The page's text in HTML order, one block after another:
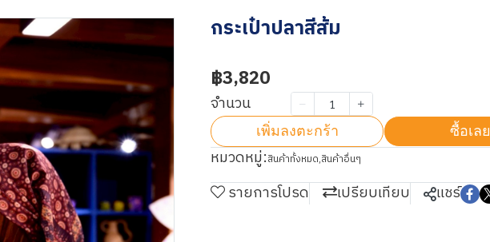
กระเป๋าปลาสีส้ม
฿3,820
จำนวน
เพิ่มลงตะกร้า ซื้อเลย
หมวดหมู่:สินค้าทั้งหมด,สินค้าอื่นๆ
รายการโปรด เปรียบเทียบ แชร์